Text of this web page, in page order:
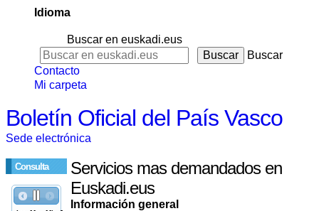
Idioma
Buscar en euskadi.eus
Buscar
Contacto
Mi carpeta
Boletín Oficial del País Vasco
Sede electrónica
Consulta
Servicios mas demandados en
Euskadi.eus
Información general